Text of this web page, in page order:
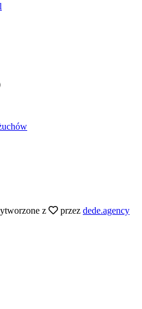
z przez dede.agency